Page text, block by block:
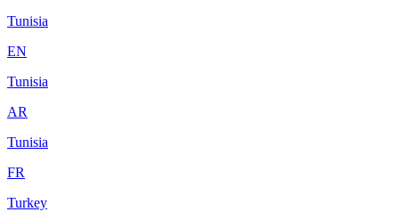
Tunisia
EN
Tunisia
AR
Tunisia
FR
Turkey